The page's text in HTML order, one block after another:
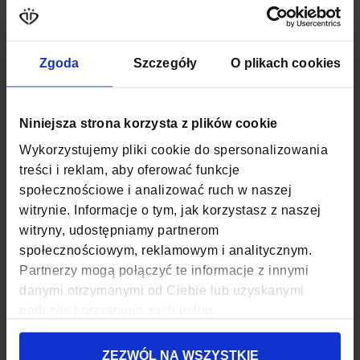
Zgoda Szczegóły O plikach cookies
Niniejsza strona korzysta z plików cookie
Wykorzystujemy pliki cookie do spersonalizowania
treści i reklam, aby oferować funkcje
społecznościowe i analizować ruch w naszej
witrynie. Informacje o tym, jak korzystasz z naszej
witryny, udostępniamy partnerom
społecznościowym, reklamowym i analitycznym.
Partnerzy mogą połączyć te informacje z innymi
danymi otrzymanymi od Ciebie lub uzyskanymi
ZEZWÓL NA WSZYSTKIE
KOLOR CZARNY
MATERIAŁ POLIESTER, NYLON
SZEROKOŚĆ
GŁĘBOKOŚĆ
WYSOKOŚĆ
ZAPIĘCIE
KOD EAN
ILOŚĆ KOMÓR